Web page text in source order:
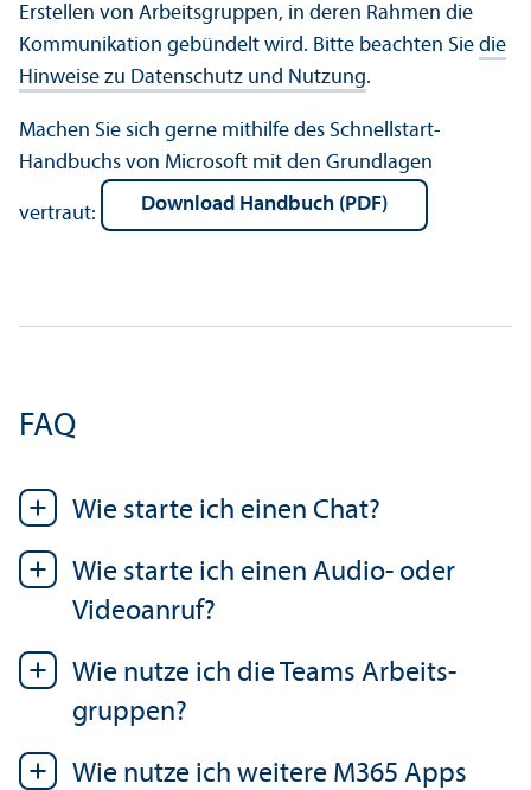
Erstellen von Arbeits­gruppen, in deren Rahmen die
Kommunikation gebündelt wird. Bitte beachten Sie die
Hinweise zu Datenschutz und Nutzung.
Machen Sie sich gerne mithilfe des Schnellstart-
Handbuchs von Microsoft mit den Grundlagen
vertraut: Download Handbuch (PDF)
FAQ
Wie starte ich einen Chat?
Wie starte ich einen Audio- oder
Videoanruf?
Wie nutze ich die Teams Arbeits­
gruppen?
Wie nutze ich weitere M365 Apps